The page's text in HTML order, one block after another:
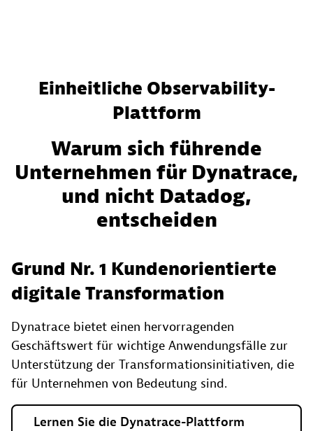
Einheitliche Observability-
Plattform
Warum sich führende
Unternehmen für Dynatrace,
und nicht Datadog,
entscheiden
Grund Nr. 1 Kundenorientierte
digitale Transformation
Dynatrace bietet einen hervorragenden
Geschäftswert für wichtige Anwendungsfälle zur
Unterstützung der Transformationsinitiativen, die
für Unternehmen von Bedeutung sind.
Lernen Sie die Dynatrace-Plattform